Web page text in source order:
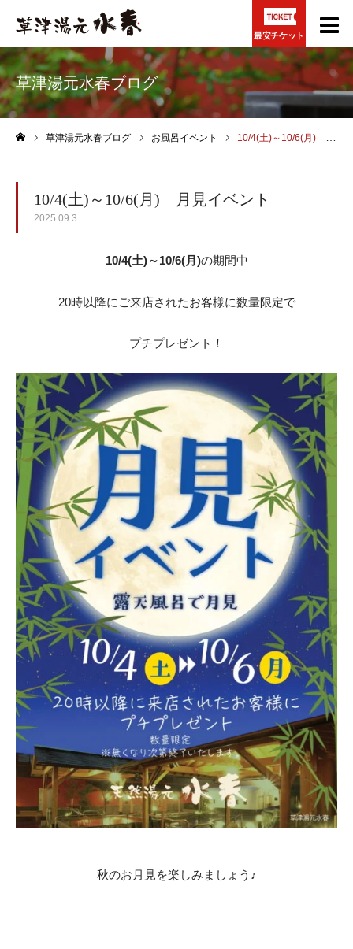
最安チケット
草津湯元水春ブログ
草津湯元水春ブログ お風呂イベント 10/4(土)～10/6(月) 月見イベント
10/4(土)～10/6(月) 月見イベント
2025.09.3
10/4(土)～10/6(月)の期間中
20時以降にご来店されたお客様に数量限定で
プチプレゼント！
秋のお月見を楽しみましょう♪